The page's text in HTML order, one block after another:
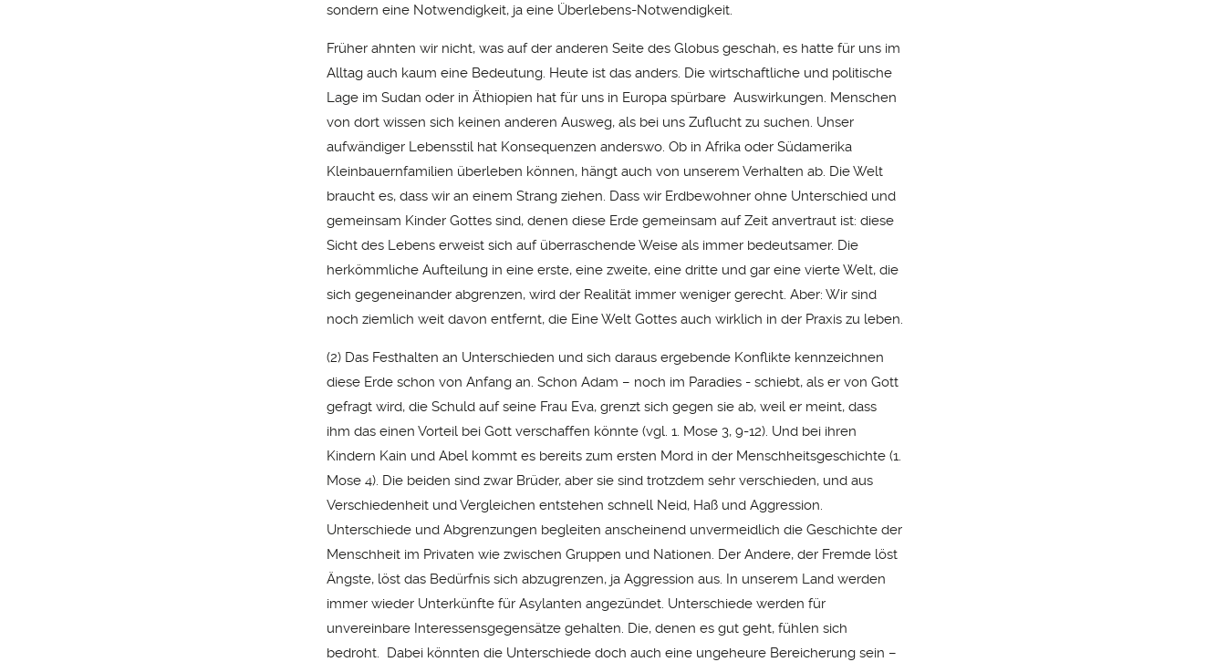
sondern eine Notwendigkeit, ja eine Überlebens-Notwendigkeit.
Früher ahnten wir nicht, was auf der anderen Seite des Globus geschah, es hatte für uns im
Alltag auch kaum eine Bedeutung. Heute ist das anders. Die wirtschaftliche und politische
Lage im Sudan oder in Äthiopien hat für uns in Europa spürbare Auswirkungen. Menschen
von dort wissen sich keinen anderen Ausweg, als bei uns Zuflucht zu suchen. Unser
aufwändiger Lebensstil hat Konsequenzen anderswo. Ob in Afrika oder Südamerika
Kleinbauernfamilien überleben können, hängt auch von unserem Verhalten ab. Die Welt
braucht es, dass wir an einem Strang ziehen. Dass wir Erdbewohner ohne Unterschied und
gemeinsam Kinder Gottes sind, denen diese Erde gemeinsam auf Zeit anvertraut ist: diese
Sicht des Lebens erweist sich auf überraschende Weise als immer bedeutsamer. Die
herkömmliche Aufteilung in eine erste, eine zweite, eine dritte und gar eine vierte Welt, die
sich gegeneinander abgrenzen, wird der Realität immer weniger gerecht. Aber: Wir sind
noch ziemlich weit davon entfernt, die Eine Welt Gottes auch wirklich in der Praxis zu leben.
(2) Das Festhalten an Unterschieden und sich daraus ergebende Konflikte kennzeichnen
diese Erde schon von Anfang an. Schon Adam – noch im Paradies - schiebt, als er von Gott
gefragt wird, die Schuld auf seine Frau Eva, grenzt sich gegen sie ab, weil er meint, dass
ihm das einen Vorteil bei Gott verschaffen könnte (vgl. 1. Mose 3, 9-12). Und bei ihren
Kindern Kain und Abel kommt es bereits zum ersten Mord in der Menschheitsgeschichte (1.
Mose 4). Die beiden sind zwar Brüder, aber sie sind trotzdem sehr verschieden, und aus
Verschiedenheit und Vergleichen entstehen schnell Neid, Haß und Aggression.
Unterschiede und Abgrenzungen begleiten anscheinend unvermeidlich die Geschichte der
Menschheit im Privaten wie zwischen Gruppen und Nationen. Der Andere, der Fremde löst
Ängste, löst das Bedürfnis sich abzugrenzen, ja Aggression aus. In unserem Land werden
immer wieder Unterkünfte für Asylanten angezündet. Unterschiede werden für
unvereinbare Interessensgegensätze gehalten. Die, denen es gut geht, fühlen sich
bedroht. Dabei könnten die Unterschiede doch auch eine ungeheure Bereicherung sein –